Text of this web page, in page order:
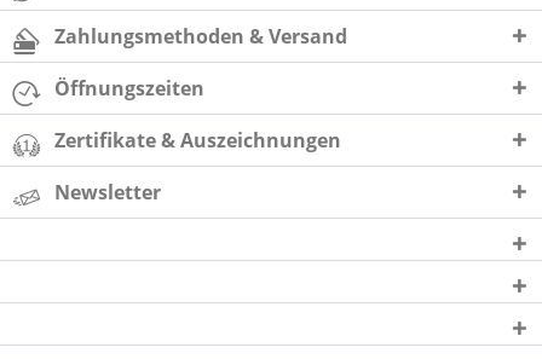
Zahlungsmethoden & Versand
Öffnungszeiten
Zertifikate & Auszeichnungen
Newsletter